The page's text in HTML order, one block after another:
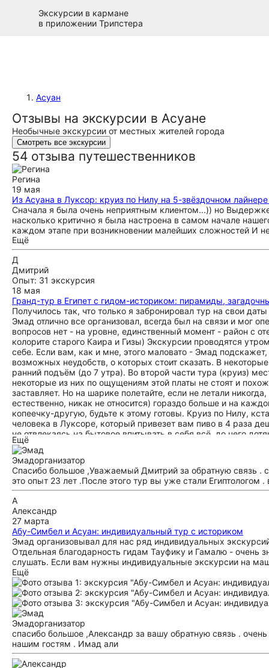
Экскурсии в кармане
в приложении Трипстера
Асуан
Отзывы на экскурсии в Асуане
Необычные экскурсии от местных жителей города
Смотреть все экскурсии
54 отзыва путешественников
Регина
19 мая
Из Асуана в Луксор: круиз по Нилу на 5-звёздочном
Сначала я была очень неприятным клиентом...)) но
насколько критично я была настроена в самом начале
каждом этапе при возникновении малейших сложностей И
моментально разруливалось организатором. Путешествие
хорошие или замечательные. Очень довольна что
меня больше чем было обещано. Премного благодарна!!
Ещё
Д
Дмитрий
Опыт: 31 экскурсия
18 мая
Гранд-тур в Египет с гидом-историком: пирамиды,
Получилось так, что только я забронировал тур на свои
Эмад отлично все организовал, всегда был на связи и мог
вопросов нет - на уровне, единственный момент - район с
колорите старого Каира и Гизы) Экскурсии проводятся
себе. Если вам, как и мне, этого маловато - Эмад
возможных неудобств, о которых стоит сказать. В
ранний подъём (до 7 утра). Во второй части тура (круиз)
некоторые из них по ощущениям этой платы не стоят и
заставляет. Но на шарике полетайте, если не летали
естественно, никак не относится) гораздо больше и на
копеечку-другую, будьте к этому готовы. Круиз по Нилу,
человека в Луксоре, который привезет вам пиво в 4 раза
не отвлекаясь на бытовое впитывать в себя всё, до чего
Ещё
Эмадорганизатор
Спасибо большое ,Уважаемый Дмитрий за обратную связь .
это опыт 23 лет .После этого тур вы уже стали
А
Александр
27 марта
Абу-Симбел и Асуан: индивидуальный тур с историком
Эмад организовывал для нас ряд индивидуальных
Отдельная благодарность гидам Тауфику и Гамалю -
слушать. Если вам нужны индивидуальные экскурсии на
Ещё
Эмадорганизатор
спасибо большое ,Александр за вашу обратную связь .
нашим гостям . Имад али